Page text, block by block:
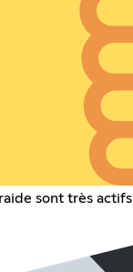
sont très actifs